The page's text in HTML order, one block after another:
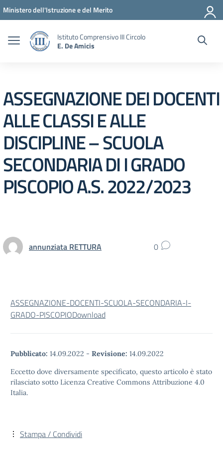
Vai ai contenuti
Vai al menu di navigazione
Vai al footer
Ministero dell'Istruzione e del Merito
Istituto Comprensivo III Circolo
E. De Amicis
ASSEGNAZIONE DEI DOCENTI
ALLE CLASSI E ALLE
DISCIPLINE – SCUOLA
SECONDARIA DI I GRADO
PISCOPIO A.S. 2022/2023
annunziata RETTURA 0
ASSEGNAZIONE-DOCENTI-SCUOLA-SECONDARIA-I-
GRADO-PISCOPIODownload
Pubblicato: 14.09.2022 - Revisione: 14.09.2022
Eccetto dove diversamente specificato, questo articolo è stato
rilasciato sotto Licenza Creative Commons Attribuzione 4.0
Italia.
Stampa / Condividi